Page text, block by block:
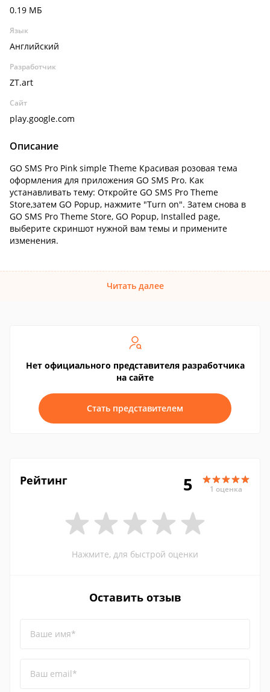
0.19 МБ
Язык
Английский
Разработчик
ZT.art
Сайт
play.google.com
Описание
GO SMS Pro Pink simple Theme Красивая розовая тема
оформления для приложения GO SMS Pro. Как
устанавливать тему: Откройте GO SMS Pro Theme
Store,затем GO Popup, нажмите "Turn on". Затем снова в
GO SMS Pro Theme Store, GO Popup, Installed page,
выберите скриншот нужной вам темы и примените
изменения.
Читать далее
Нет официального представителя разработчика
на сайте
Стать представителем
Рейтинг 5 1 оценка
Нажмите, для быстрой оценки
Оставить отзыв
Ваше имя*
Ваш email*